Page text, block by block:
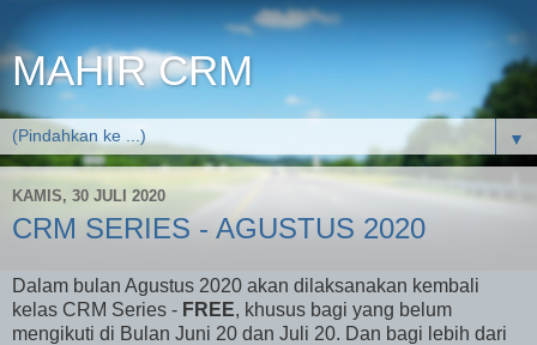
MAHIR CRM
▼
KAMIS, 30 JULI 2020
CRM SERIES - AGUSTUS 2020
Dalam bulan Agustus 2020 akan dilaksanakan kembali
kelas CRM Series - FREE, khusus bagi yang belum
mengikuti di Bulan Juni 20 dan Juli 20. Dan bagi lebih dari